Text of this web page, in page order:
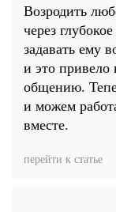
Возродить
через
задавать ему
и это
общению.
и можем
вместе.
перейти к статье